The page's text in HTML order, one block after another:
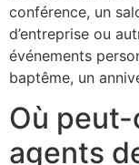
conférence, un
d’entreprise ou
événements
baptême, un
Où
agents